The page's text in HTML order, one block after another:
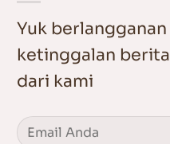
Yuk
ketinggalan
dari kami